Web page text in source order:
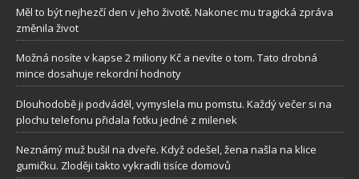
Měl to být nejhezčí den v jeho životě. Nakonec mu tragická zpráva
změnila život
Možná nosíte v kapse 2 miliony Kč a nevíte o tom. Tato drobná
mince dosahuje rekordní hodnoty
Dlouhodobě ji podváděl, vymyslela mu pomstu. Každý večer si na
plochu telefonu přidala fotku jedné z milenek
Neznámý muž bušil na dveře. Když odešel, žena našla na klice
gumičku. Zloději takto vykradli tisíce domovů